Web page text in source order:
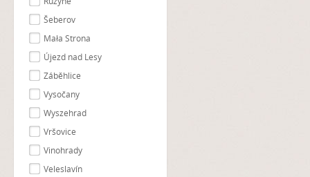
Šeberov
Mała Strona
Újezd nad Lesy
Záběhlice
Vysočany
Wyszehrad
Vršovice
Vinohrady
Veleslavín